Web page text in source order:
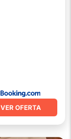
VER OFERTA